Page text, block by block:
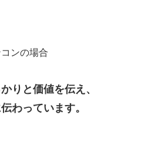
ンの場合
りと価値を伝え、
わっています。